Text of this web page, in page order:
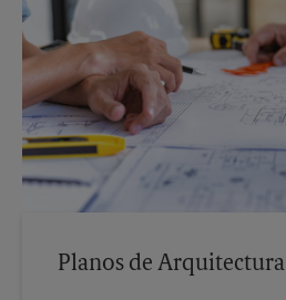
Planos de Arquitectura